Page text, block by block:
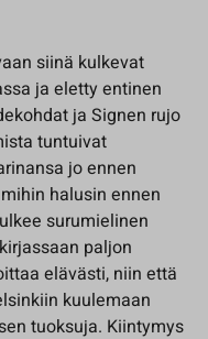
siinä kulkevat
ja eletty entinen
ja Signen rujo
tuntuivat
jo ennen
halusin ennen
surumielinen
paljon
elävästi, niin että
kuulemaan
tuoksuja. Kiintymys